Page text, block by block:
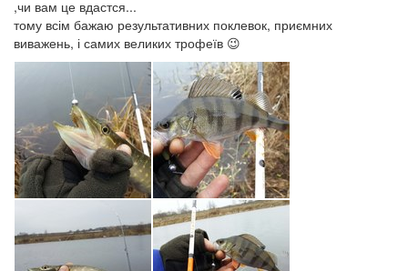
,чи вам це вдастся...
тому всім бажаю результативних поклевок, приємних
виважень, і самих великих трофеїв 😉